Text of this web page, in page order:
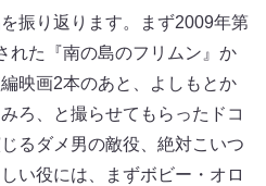
振り返ります。まず2009年第
れた『南の島のフリムン』か
映画2本のあと、よしもとか
ろ、と撮らせてもらったドコ
るダメ男の敵役、絶対こいつ
い役には、まずボビー・オロ